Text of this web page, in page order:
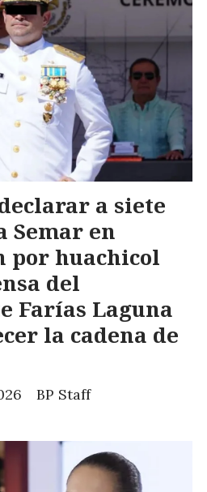
a siete
Semar en
por huachicol
del
Farías Laguna
la cadena de
BP Staff